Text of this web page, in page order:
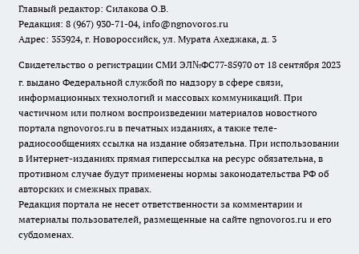
Главный редактор: Силакова О.В.
Редакция: 8 (967) 930-71-04, info@ngnovoros.ru
Адрес: 353924, г. Новороссийск, ул. Мурата Ахеджака, д. 3
Свидетельство о регистрации СМИ ЭЛ№ФС77-85970 от 18 сентября 2023
г. выдано Федеральной службой по надзору в сфере связи,
информационных технологий и массовых коммуникаций. При
частичном или полном воспроизведении материалов новостного
портала ngnovoros.ru в печатных изданиях, а также теле-
радиосообщениях ссылка на издание обязательна. При использовании
в Интернет-изданиях прямая гиперссылка на ресурс обязательна, в
противном случае будут применены нормы законодательства РФ об
авторских и смежных правах.
Редакция портала не несет ответственности за комментарии и
материалы пользователей, размещенные на сайте ngnovoros.ru и его
субдоменах.